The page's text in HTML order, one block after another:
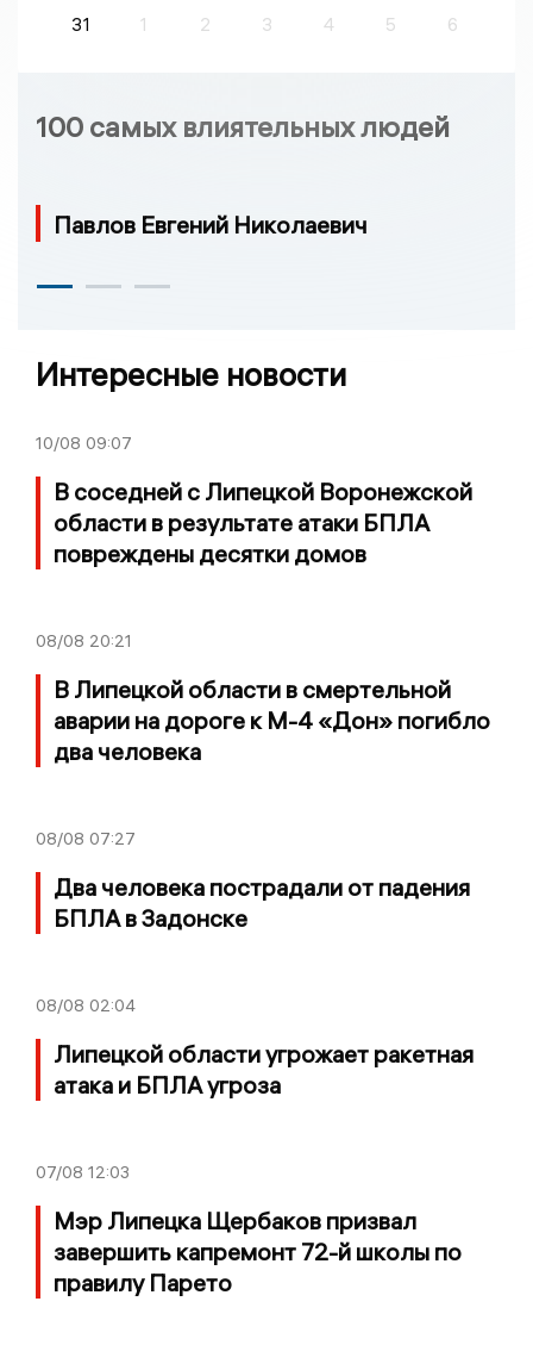
31
1 2 3 4 5 6
100 самых влиятельных людей
Павлов Евгений Николаевич
Интересные новости
10/08 09:07
В соседней с Липецкой Воронежской
области в результате атаки БПЛА
повреждены десятки домов
08/08 20:21
В Липецкой области в смертельной
аварии на дороге к М-4 «Дон» погибло
два человека
08/08 07:27
Два человека пострадали от падения
БПЛА в Задонске
08/08 02:04
Липецкой области угрожает ракетная
атака и БПЛА угроза
07/08 12:03
Мэр Липецка Щербаков призвал
завершить капремонт 72-й школы по
правилу Парето